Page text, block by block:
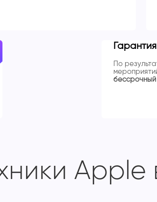
Гарантия
По
бессрочный
Apple